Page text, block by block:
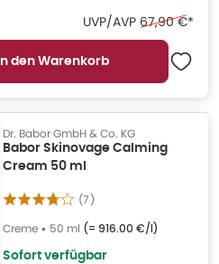
UVP/AVP Ehemaliger
67,90 €*
In den Warenkorb
Dr. Babor GmbH & Co. KG
Babor Skinovage Calming
Cream 50 ml
(7)
Creme • 50 ml (= 916.00 €/l)
Sofort verfügbar